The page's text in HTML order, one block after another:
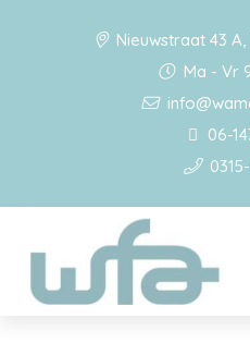
Nieuwstraat 43
Ma - Vr
06-